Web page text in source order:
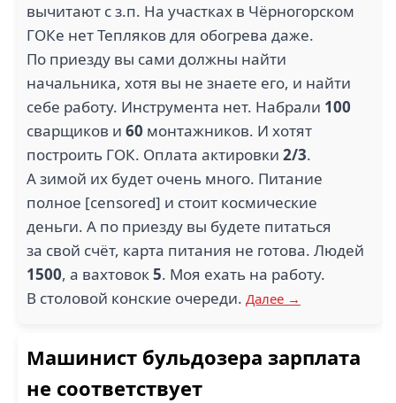
вычитают с з.п. На участках в Чёрногорском
ГОКе нет Тепляков для обогрева даже.
По приезду вы сами должны найти
начальника, хотя вы не знаете его, и найти
себе работу. Инструмента нет. Набрали 100
сварщиков и 60 монтажников. И хотят
построить ГОК. Оплата актировки 2/3.
А зимой их будет очень много. Питание
полное [censored] и стоит космические
деньги. А по приезду вы будете питаться
за свой счёт, карта питания не готова. Людей
1500, а вахтовок5. Моя ехать на работу.
В столовой конские очереди. Далее →
Машинист бульдозера зарплата
не соответствует